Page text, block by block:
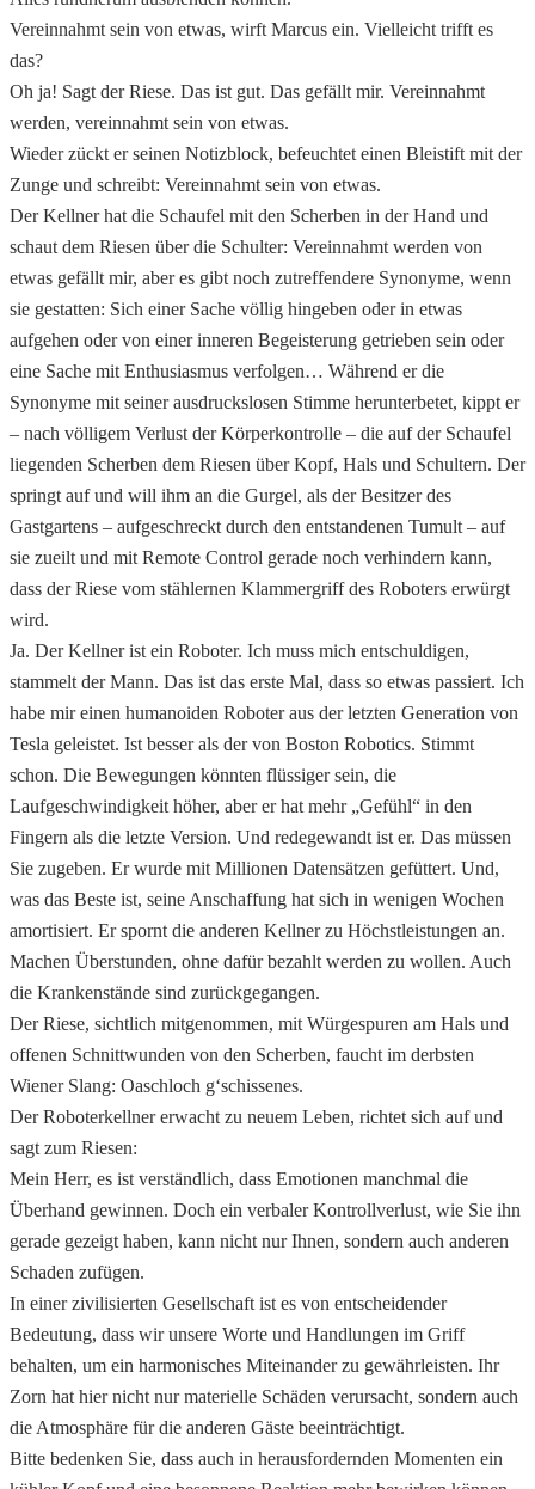
Vereinnahmt sein von etwas, wirft Marcus ein. Vielleicht trifft es
das?
Oh ja! Sagt der Riese. Das ist gut. Das gefällt mir. Vereinnahmt
werden, vereinnahmt sein von etwas.
Wieder zückt er seinen Notizblock, befeuchtet einen Bleistift mit der
Zunge und schreibt: Vereinnahmt sein von etwas.
Der Kellner hat die Schaufel mit den Scherben in der Hand und
schaut dem Riesen über die Schulter: Vereinnahmt werden von
etwas gefällt mir, aber es gibt noch zutreffendere Synonyme, wenn
sie gestatten: Sich einer Sache völlig hingeben oder in etwas
aufgehen oder von einer inneren Begeisterung getrieben sein oder
eine Sache mit Enthusiasmus verfolgen… Während er die
Synonyme mit seiner ausdruckslosen Stimme herunterbetet, kippt er
– nach völligem Verlust der Körperkontrolle – die auf der Schaufel
liegenden Scherben dem Riesen über Kopf, Hals und Schultern. Der
springt auf und will ihm an die Gurgel, als der Besitzer des
Gastgartens – aufgeschreckt durch den entstandenen Tumult – auf
sie zueilt und mit Remote Control gerade noch verhindern kann,
dass der Riese vom stählernen Klammergriff des Roboters erwürgt
wird.
Ja. Der Kellner ist ein Roboter. Ich muss mich entschuldigen,
stammelt der Mann. Das ist das erste Mal, dass so etwas passiert. Ich
habe mir einen humanoiden Roboter aus der letzten Generation von
Tesla geleistet. Ist besser als der von Boston Robotics. Stimmt
schon. Die Bewegungen könnten flüssiger sein, die
Laufgeschwindigkeit höher, aber er hat mehr „Gefühl“ in den
Fingern als die letzte Version. Und redegewandt ist er. Das müssen
Sie zugeben. Er wurde mit Millionen Datensätzen gefüttert. Und,
was das Beste ist, seine Anschaffung hat sich in wenigen Wochen
amortisiert. Er spornt die anderen Kellner zu Höchstleistungen an.
Machen Überstunden, ohne dafür bezahlt werden zu wollen. Auch
die Krankenstände sind zurückgegangen.
Der Riese, sichtlich mitgenommen, mit Würgespuren am Hals und
offenen Schnittwunden von den Scherben, faucht im derbsten
Wiener Slang: Oaschloch g‘schissenes.
Der Roboterkellner erwacht zu neuem Leben, richtet sich auf und
sagt zum Riesen:
Mein Herr, es ist verständlich, dass Emotionen manchmal die
Überhand gewinnen. Doch ein verbaler Kontrollverlust, wie Sie ihn
gerade gezeigt haben, kann nicht nur Ihnen, sondern auch anderen
Schaden zufügen.
In einer zivilisierten Gesellschaft ist es von entscheidender
Bedeutung, dass wir unsere Worte und Handlungen im Griff
behalten, um ein harmonisches Miteinander zu gewährleisten. Ihr
Zorn hat hier nicht nur materielle Schäden verursacht, sondern auch
die Atmosphäre für die anderen Gäste beeinträchtigt.
Bitte bedenken Sie, dass auch in herausfordernden Momenten ein